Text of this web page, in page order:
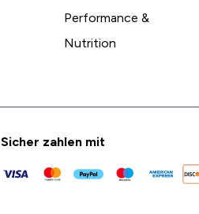
Performance &
Nutrition
Sicher zahlen mit